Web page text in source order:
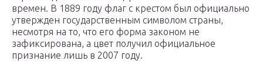
времен. В 1889 году флаг с крестом был официально
утвержден государственным символом страны,
несмотря на то, что его форма законом не
зафиксирована, а цвет получил официальное
признание лишь в 2007 году.